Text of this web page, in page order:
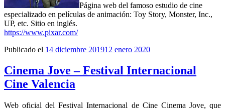
Página web del famoso estudio de cine
especializado en películas de animación: Toy Story, Monster, Inc.,
UP, etc. Sitio en inglés.
https://www.pixar.com/
Publicado el 14 diciembre 201912 enero 2020
Cinema Jove – Festival Internacional
Cine Valencia
Web oficial del Festival Internacional de Cine Cinema Jove, que